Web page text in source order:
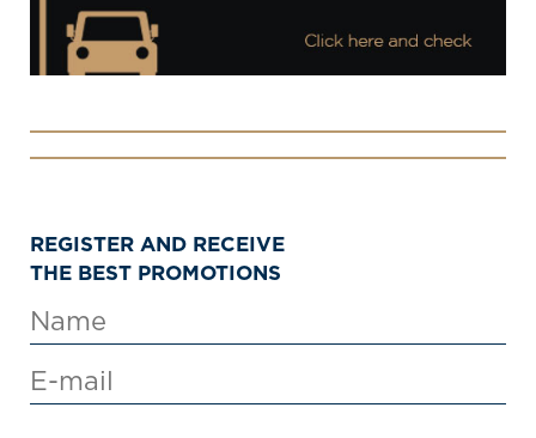
REGISTER AND RECEIVE
THE BEST PROMOTIONS